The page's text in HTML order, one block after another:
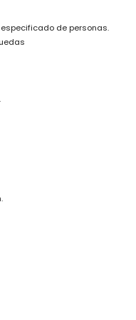
(> 100 kilómetros)
ruedas
familias con niños
del alquiler de la
24 horas
sus vacaciones en
(El Arenal y Jávea) (a
de personas.